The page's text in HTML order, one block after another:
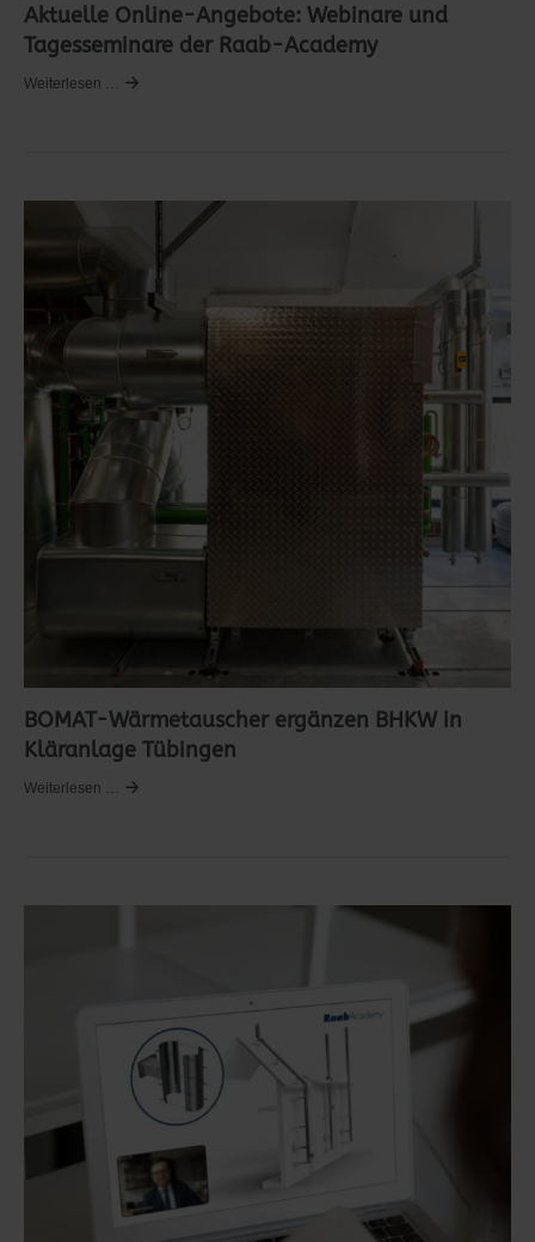
Aktuelle Online-Angebote: Webinare und
Tagesseminare der Raab-Academy
Weiterlesen …
BOMAT-Wärmetauscher ergänzen BHKW in
Kläranlage Tübingen
Weiterlesen …